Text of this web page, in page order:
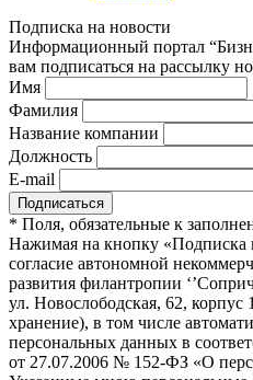
Подписка на новости
Информационный портал
вам подписаться на рассылку
Имя
Фамилия
Название компании
Должность
E-mail
* Поля, обязательные к
Нажимая на кнопку «Подписка
согласие автономной
развития филантропии
ул. Новослободская, 62, корпус
хранение), в том числе
персональных данных в
от 27.07.2006 № 152-ФЗ «О